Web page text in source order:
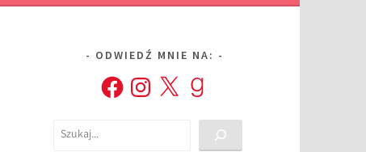
ODWIEDŹ MNIE NA:
FacebookInstagram
X Goodreads
Szukaj